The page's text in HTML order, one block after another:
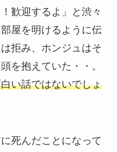
歓迎するよ」と渋々
屋を明けるように伝
拒み、ホンジュはそ
を抱えていた・・。
い話ではないでしょ
死んだことになって